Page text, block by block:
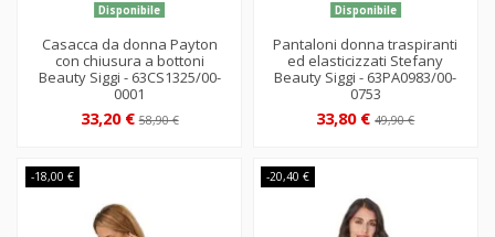
Disponibile
Casacca da donna Payton
con chiusura a bottoni
Beauty Siggi - 63CS1325/00-
0001
33,20 €58,90 €
Disponibile
Pantaloni donna traspiranti
ed elasticizzati Stefany
Beauty Siggi - 63PA0983/00-
0753
33,80 €49,90 €
-18,00 € -20,40 €